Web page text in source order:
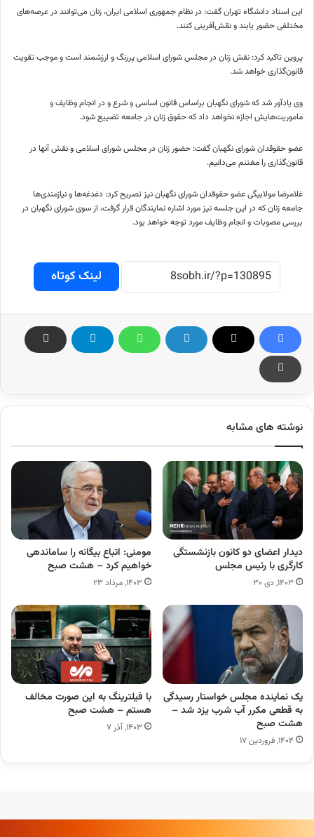
این استاد دانشگاه تهران گفت: در نظام جمهوری اسلامی ایران، زنان می‌توانند در عرصه‌های
مختلفی حضور یابند و نقش‌آفرینی کنند.
پروین تاکید کرد: نقش زنان در مجلس شورای اسلامی پررنگ و ارزشمند است و موجب تقویت
قانون‌گذاری خواهد شد.
وی یادآور شد که شورای نگهبان براساسقانون اساسی و شرع و در انجام وظایف و
ماموریت‌هایش اجازه نخواهد داد که حقوق زنان در جامعه تضییع شود.
عضو حقوقدان شورای نگهبان گفت: حضور زنان در مجلس شورای اسلامی و نقش آنها در
قانون‌گذاری را مغتنم می‌دانیم.
غلامرضامولابیگیعضو حقوقدان شورای نگهبان نیز تصریح کرد: دغدغه‌ها و نیازمندی‌ها
جامعه زنان که در این جلسه نیز مورد اشاره نمایندگان قرار گرفت، از سوی شورای نگهبان در
بررسی مصوبات و انجام وظایف مورد توجه خواهد بود.
لینک کوتاه
نوشته های مشابه
دیدار اعضای دو کانون بازنشستگی
کارگری با رئیس مجلس
۱۴۰۳, دی ۳۰
مومنی: اتباع بیگانه را ساماندهی
خواهیم کرد – هشت صبح
۱۴۰۳, مرداد ۲۳
یک نماینده مجلس خواستار رسیدگی
به قطعی مکرر آب شرب یزد شد –
هشت صبح
۱۴۰۴, فروردین ۱۷
با فیلترینگ به این صورت مخالف
هستم – هشت صبح
۱۴۰۳, آذر ۷